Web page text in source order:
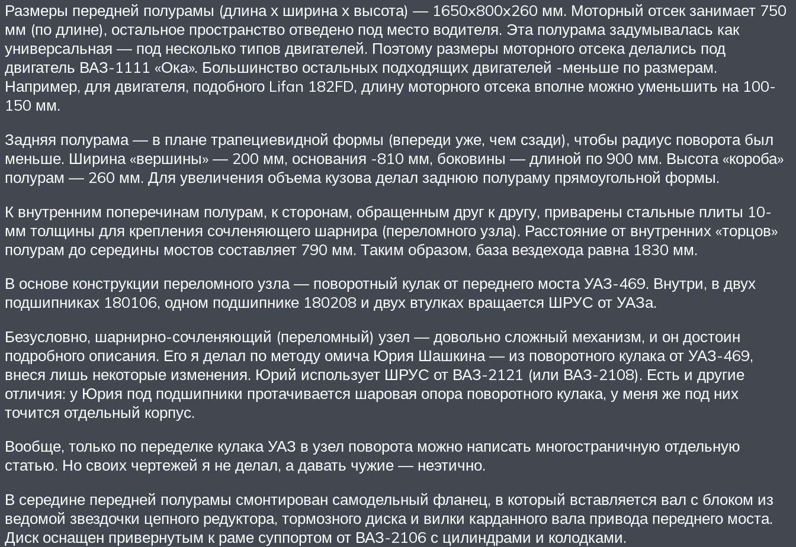
Размеры передней полурамы (длина х ширина х высота) — 1650x800x260 мм. Моторный отсек занимает 750
мм (по длине), остальное пространство отведено под место водителя. Эта полурама задумывалась как
универсальная — под несколько типов двигателей. Поэтому размеры моторного отсека делались под
двигатель ВАЗ-1111 «Ока». Большинство остальных подходящих двигателей -меньше по размерам.
Например, для двигателя, подобного Lifan 182FD, длину моторного отсека вполне можно уменьшить на 100-
150 мм.
Задняя полурама — в плане трапециевидной формы (впереди уже, чем сзади), чтобы радиус поворота был
меньше. Ширина «вершины» — 200 мм, основания -810 мм, боковины — длиной по 900 мм. Высота «короба»
полурам — 260 мм. Для увеличения объема кузова делал заднюю полураму прямоугольной формы.
К внутренним поперечинам полурам, к сторонам, обращенным друг к другу, приварены стальные плиты 10-
мм толщины для крепления сочленяющего шарнира (переломного узла). Расстояние от внутренних «торцов»
полурам до середины мостов составляет 790 мм. Таким образом, база вездехода равна 1830 мм.
В основе конструкции переломного узла — поворотный кулак от переднего моста УАЗ-469. Внутри, в двух
подшипниках 180106, одном подшипнике 180208 и двух втулках вращается ШРУС от УАЗа.
Безусловно, шарнирно-сочленяющий (переломный) узел — довольно сложный механизм, и он достоин
подробного описания. Его я делал по методу омича Юрия Шашкина — из поворотного кулака от УАЗ-469,
внеся лишь некоторые изменения. Юрий использует ШРУС от ВАЗ-2121 (или ВАЗ-2108). Есть и другие
отличия: у Юрия под подшипники протачивается шаровая опора поворотного кулака, у меня же под них
точится отдельный корпус.
Вообще, только по переделке кулака УАЗ в узел поворота можно написать многостраничную отдельную
статью. Но своих чертежей я не делал, а давать чужие — неэтично.
В середине передней полурамы смонтирован самодельный фланец, в который вставляется вал с блоком из
ведомой звездочки цепного редуктора, тормозного диска и вилки карданного вала привода переднего моста.
Диск оснащен привернутым к раме суппортом от ВАЗ-2106 с цилиндрами и колодками.